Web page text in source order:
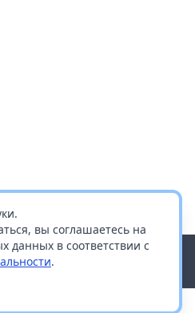
вы соглашаетесь на
данных в соответствии с
.